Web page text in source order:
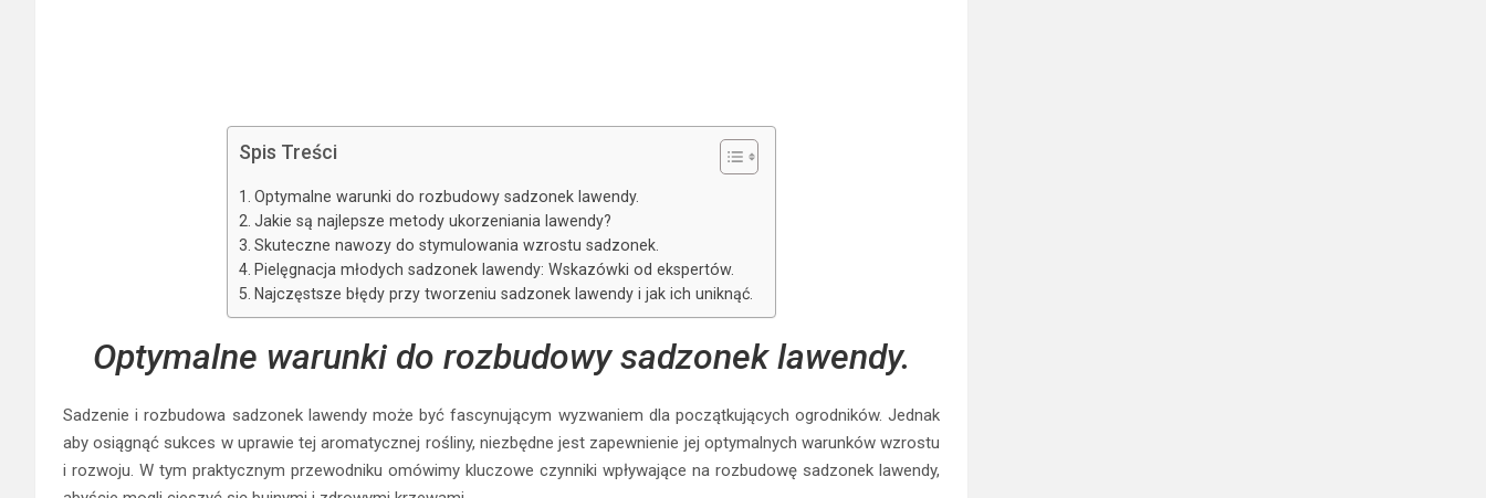
Spis Treści
Optymalne warunki do rozbudowy sadzonek lawendy.
Jakie są najlepsze metody ukorzeniania lawendy?
Skuteczne nawozy do stymulowania wzrostu sadzonek.
Pielęgnacja młodych sadzonek lawendy: Wskazówki od ekspertów.
Najczęstsze błędy przy tworzeniu sadzonek lawendy i jak ich uniknąć.
Optymalne warunki do rozbudowy sadzonek lawendy.
Sadzenie i rozbudowa sadzonek lawendy może być fascynującym wyzwaniem dla początkujących ogrodników. Jednak
aby osiągnąć sukces w uprawie tej aromatycznej rośliny, niezbędne jest zapewnienie jej optymalnych warunków wzrostu
i rozwoju. W tym praktycznym przewodniku omówimy kluczowe czynniki wpływające na rozbudowę sadzonek lawendy,